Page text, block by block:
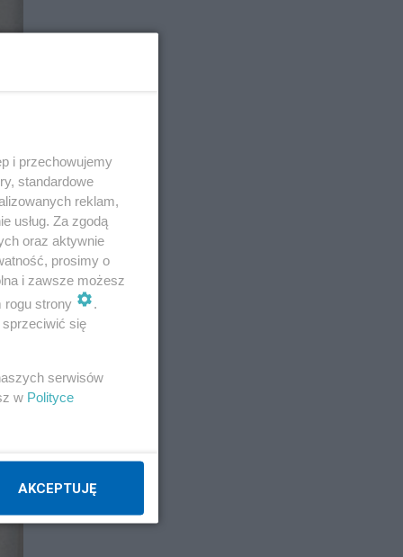
i przechowujemy
standardowe
reklam,
usług. Za zgodą
oraz aktywnie
prosimy o
i zawsze możesz
rogu strony
się
serwisów
w Polityce
AKCEPTUJĘ